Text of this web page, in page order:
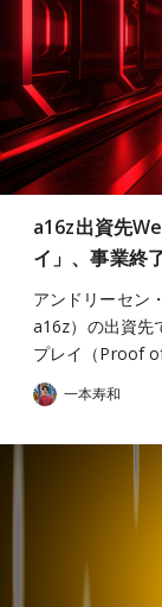
a16z出資先
イ」、事業終
アンドリーセン
a16z）の出資先
プレイ（Proof
一本寿和